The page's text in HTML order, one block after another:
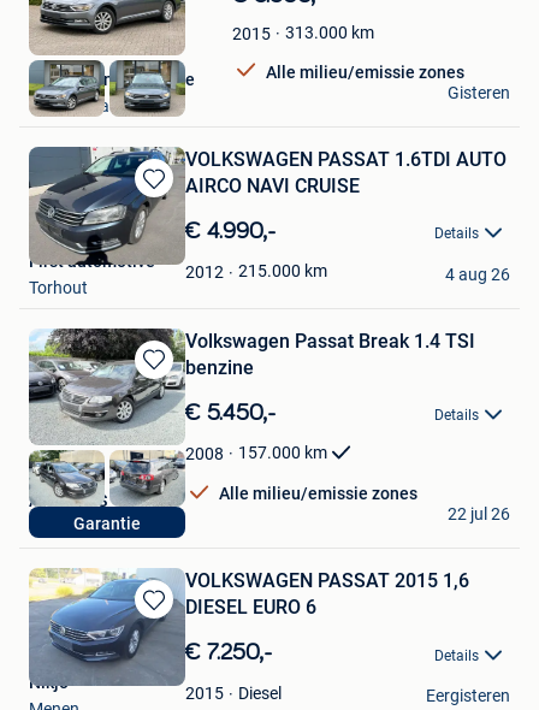
in
Mijn
Favorieten
2015 313.000 km
Alle milieu/emissie zones
Steven van den bosse
Sint-Niklaas
Gisteren
Bewaren
in
Mijn
Favorieten
VOLKSWAGEN PASSAT 1.6TDI AUTO
AIRCO NAVI CRUISE
€ 4.990,- Details
2012 215.000 km
First automotive
Torhout
4 aug 26
Bewaren
in
Mijn
Favorieten
Garantie
Volkswagen Passat Break 1.4 TSI
benzine
€ 5.450,- Details
2008 157.000 km
Alle milieu/emissie zones
AGE CARS
Londerzeel
22 jul 26
Bewaren
in
Mijn
Favorieten
VOLKSWAGEN PASSAT 2015 1,6
DIESEL EURO 6
€ 7.250,- Details
2015 Diesel
Nikjo
Eergisteren